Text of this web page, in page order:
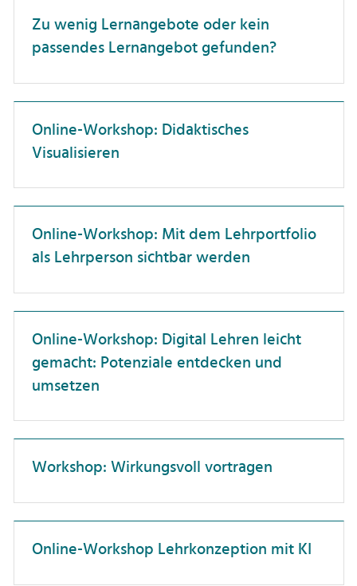
Professor:innen
Promovierende
Wissenschaftler:innen
Dienstreisen
Forschungskompetenz
Förderlandschaft
Gesundheit
Hochschulorganisation
IT-Anwendungen
Interkulturelle Kompetenz
Karriereentwicklung
Künstliche Intelligenz
Patente & Schutzrechte
Personalwesen
Selbstmanagement
Studierendenberatung
Vielfalt
Unterweisung
Zu wenig Lernangebote oder kein
passendes Lernangebot gefunden?
Online-Workshop: Didaktisches
Visualisieren
Online-Workshop: Mit dem Lehrportfolio
als Lehrperson sichtbar werden
Online-Workshop: Digital Lehren leicht
gemacht: Potenziale entdecken und
umsetzen
Workshop: Wirkungsvoll vortragen
Online-Workshop Lehrkonzeption mit KI